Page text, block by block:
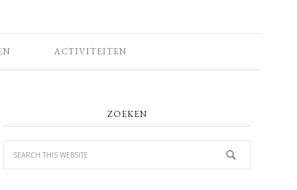
ACTIVITEITEN
ZOEKEN